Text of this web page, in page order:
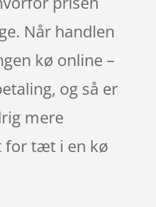
Når handlen
kø online –
og så er
mere
for tæt i en kø